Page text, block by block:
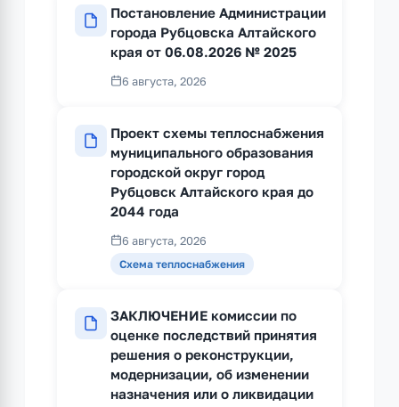
Постановление Администрации
города Рубцовска Алтайского
края от 06.08.2026 № 2025
6 августа, 2026
Проект схемы теплоснабжения
муниципального образования
городской округ город
Рубцовск Алтайского края до
2044 года
6 августа, 2026
Схема теплоснабжения
ЗАКЛЮЧЕНИЕ комиссии по
оценке последствий принятия
решения о реконструкции,
модернизации, об изменении
назначения или о ликвидации